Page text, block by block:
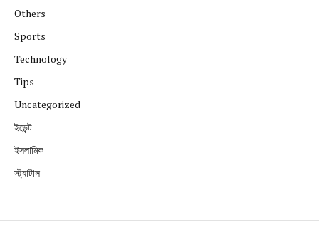
Others
Sports
Technology
Tips
Uncategorized
ইভেন্ট
ইসলামিক
স্ট্যাটাস